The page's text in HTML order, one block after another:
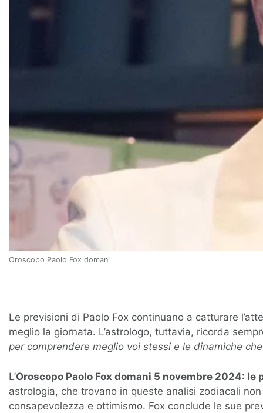
Oroscopo Paolo Fox domani
Le previsioni di Paolo Fox continuano a catturare
meglio la giornata. L’astrologo, tuttavia, ricorda
per comprendere meglio voi stessi e le dinamiche
L’Oroscopo Paolo Fox domani 5 novembre 2024:
astrologia, che trovano in queste analisi zodiacali
consapevolezza e ottimismo. Fox conclude le sue